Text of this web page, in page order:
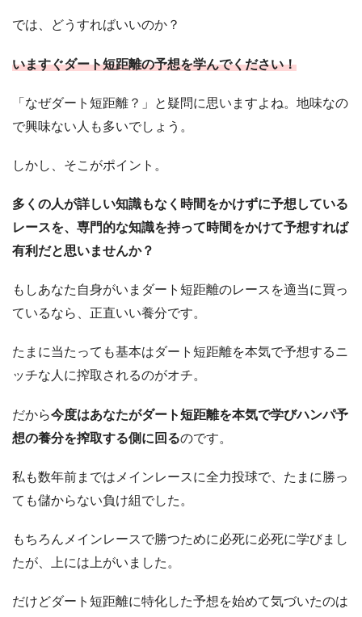
では、どうすればいいのか？
いますぐダート短距離の予想を学んでください！
「なぜダート短距離？」と疑問に思いますよね。地味なの
で興味ない人も多いでしょう。
しかし、そこがポイント。
多くの人が詳しい知識もなく時間をかけずに予想している
レースを、専門的な知識を持って時間をかけて予想すれば
有利だと思いませんか？
もしあなた自身がいまダート短距離のレースを適当に買っ
ているなら、正直いい養分です。
たまに当たっても基本はダート短距離を本気で予想するニ
ッチな人に搾取されるのがオチ。
だから今度はあなたがダート短距離を本気で学びハンパ予
想の養分を搾取する側に回るのです。
私も数年前まではメインレースに全力投球で、たまに勝っ
ても儲からない負け組でした。
もちろんメインレースで勝つために必死に必死に学びまし
たが、上には上がいました。
だけどダート短距離に特化した予想を始めて気づいたのは